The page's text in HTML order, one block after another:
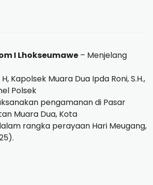
I Lhokseumawe – Menjelang
Kapolsek Muara Dua Ipda Roni, S.H.,
Polsek
pengamanan di Pasar
Muara Dua, Kota
rangka perayaan Hari Meugang,